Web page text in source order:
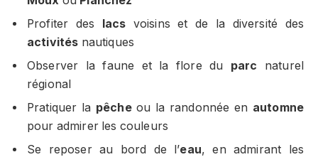
Profiter des lacs voisins et de la diversité des
activités nautiques
Observer la faune et la flore du parc naturel
régional
Pratiquer la pêcheou la randonnée en automne
pour admirer les couleurs
Se reposer au bord de l’eau, en admirant les